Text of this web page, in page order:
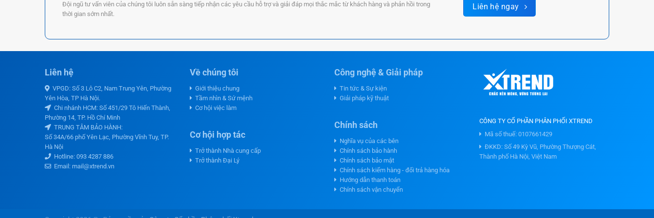
Đội ngũ tư vấn viên của chúng tôi luôn sẵn sàng tiếp nhận các yêu cầu hỗ trợ và giải đáp mọi thắc mắc từ khách hàng và phản hồi trong
thời gian sớm nhất.
Liên hệ ngay
Liên hệ
VPGD: Số 3 Lô C2, Nam Trung Yên, Phường
Yên Hòa, TP Hà Nội.
Chi nhánh HCM: Số 451/29 Tô Hiến Thành,
Phường 14, TP. Hồ Chí Minh
TRUNG TÂM BẢO HÀNH:
Số 34A/66 phố Yên Lạc, Phường Vĩnh Tuy, TP.
Hà Nội
Hotline: 093 4287 886
Email: mail@xtrend.vn
Về chúng tôi
Giới thiệu chung
Tầm nhìn & Sứ mệnh
Cơ hội việc làm
Cơ hội hợp tác
Trở thành Nhà cung cấp
Trở thành Đại Lý
Công nghệ & Giải pháp
Tin tức & Sự kiện
Giải pháp kỹ thuật
Chính sách
Nghĩa vụ của các bên
Chính sách bảo hành
Chính sách bảo mật
Chính sách kiểm hàng - đổi trả hàng hóa
Hướng dẫn thanh toán
Chính sách vận chuyển
CÔNG TY CỔ PHẦN PHÂN PHỐI XTREND
Mã số thuế: 0107661429
ĐKKD: Số 49 Kỳ Vũ, Phường Thượng Cát,
Thành phố Hà Nội, Việt Nam